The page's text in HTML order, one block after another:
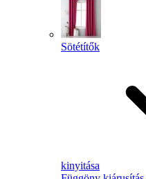
Sötétítők
kinyitása